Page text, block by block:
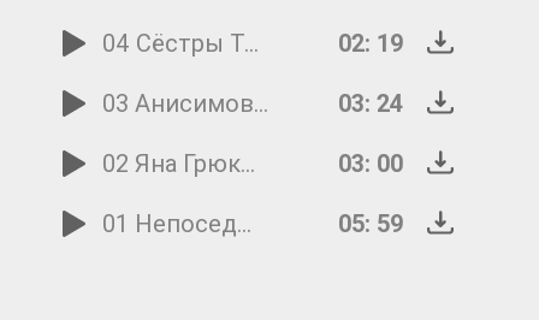
04 Сёстры Толмачёвы Катюша
02: 19
03 Анисимов 9 Мая
03: 24
02 Яна Грюкова Главный праздник
03: 00
01 Непоседы Птицы белые
05: 59